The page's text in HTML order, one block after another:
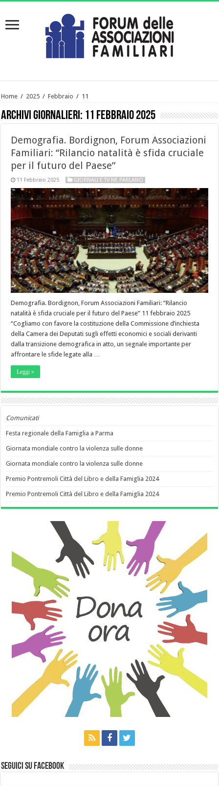
Home / 2025 / Febbraio / 11
Archivi giornalieri: 11 Febbraio 2025
Demografia. Bordignon, Forum Associazioni
Familiari: “Rilancio natalità è sfida cruciale
per il futuro del Paese”
11 Febbraio 2025 GIORNALI E TV NE PARLANO
Demografia. Bordignon, Forum Associazioni Familiari: “Rilancio
natalità è sfida cruciale per il futuro del Paese” 11 febbraio 2025
“Cogliamo con favore la costituzione della Commissione d’inchiesta
della Camera dei Deputati sugli effetti economici e sociali derivanti
dalla transizione demografica in atto, un segnale importante per
affrontare le sfide legate alla …
Leggi »
Comunicati
Festa regionale della Famiglia a Parma
Giornata mondiale contro la violenza sulle donne
Giornata mondiale contro la violenza sulle donne
Premio Pontremoli Città del Libro e della Famiglia 2024
Premio Pontremoli Città del Libro e della Famiglia 2024
Seguici su Facebook